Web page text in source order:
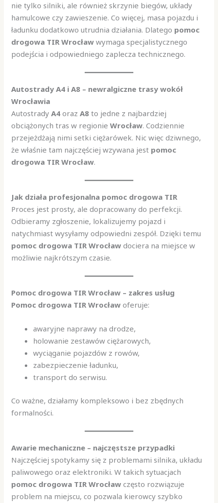
nie tylko silniki, ale również skrzynie biegów, układy
hamulcowe czy zawieszenie. Co więcej, masa pojazdu i
ładunku dodatkowo utrudnia działania. Dlatego pomoc
drogowa TIR Wrocław wymaga specjalistycznego
podejścia i odpowiedniego zaplecza technicznego.
Autostrady A4 i A8 – newralgiczne trasy wokół
Wrocławia
AutostradyA4 orazA8 to jedne z najbardziej
obciążonych tras w regionieWrocław. Codziennie
przejeżdżają nimi setki ciężarówek. Nic więc dziwnego,
że właśnie tam najczęściej wzywana jest pomoc
drogowa TIR Wrocław.
Jak działa profesjonalna pomoc drogowa TIR
Proces jest prosty, ale dopracowany do perfekcji.
Odbieramy zgłoszenie, lokalizujemy pojazd i
natychmiast wysyłamy odpowiedni zespół. Dzięki temu
pomoc drogowa TIR Wrocław dociera na miejsce w
możliwie najkrótszym czasie.
Pomoc drogowa TIR Wrocław – zakres usług
Pomoc drogowa TIR Wrocław oferuje:
awaryjne naprawy na drodze,
holowanie zestawów ciężarowych,
wyciąganie pojazdów z rowów,
zabezpieczenie ładunku,
transport do serwisu.
Co ważne, działamy kompleksowo i bez zbędnych
formalności.
Awarie mechaniczne – najczęstsze przypadki
Najczęściej spotykamy się z problemami silnika, układu
paliwowego oraz elektroniki. W takich sytuacjach
pomoc drogowa TIR Wrocław często rozwiązuje
problem na miejscu, co pozwala kierowcy szybko